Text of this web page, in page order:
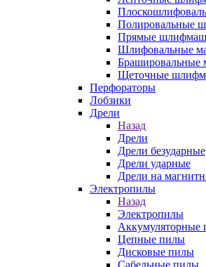
Полировальные
Прямые
Шлифовальные
Щеточные
Перфораторы
Лобзики
Дрели
Назад
Дрели
Дрели безударные
Дрели ударные
Дрели на
Электропилы
Назад
Электропилы
Аккумуляторные
Цепные пилы
Дисковые пилы
Сабельные пилы